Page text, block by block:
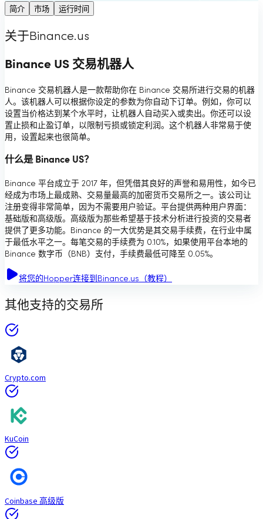
简介
市场 运行时间
关于Binance.us
Binance US 交易机器人
Binance 交易机器人是一款帮助你在 Binance 交易所进行交易的机器
人。该机器人可以根据你设定的参数为你自动下订单。例如，你可以
设置当价格达到某个水平时，让机器人自动买入或卖出。你还可以设
置止损和止盈订单，以限制亏损或锁定利润。这个机器人非常易于使
用，设置起来也很简单。
什么是 Binance US？
Binance 平台成立于 2017 年，但凭借其良好的声誉和易用性，如今已
经成为市场上最成熟、交易量最高的加密货币交易所之一。该公司让
注册变得非常简单，因为不需要用户验证。平台提供两种用户界面：
基础版和高级版。高级版为那些希望基于技术分析进行投资的交易者
提供了更多功能。Binance 的一大优势是其交易手续费，在行业中属
于最低水平之一。每笔交易的手续费为 0.10%，如果使用平台本地的
Binance 数字币（BNB）支付，手续费最低可降至 0.05%。
将您的Hopper连接到Binance.us（教程）
其他支持的交易所
Crypto.com
KuCoin
Coinbase 高级版